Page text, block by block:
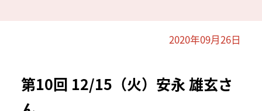
2020年09月26日
第10回 12/15（火）安永 雄玄さ